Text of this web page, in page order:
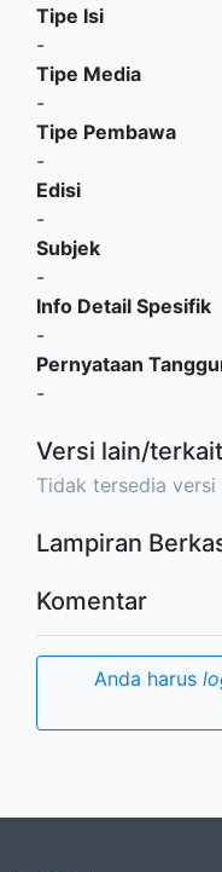
Tipe Isi
-
Tipe Media
-
Tipe Pembawa
-
Edisi
-
Subjek
-
Info Detail Spesifik
-
Pernyataan
-
Versi lain/terkait
Tidak tersedia versi
Lampiran
Komentar
Anda harus